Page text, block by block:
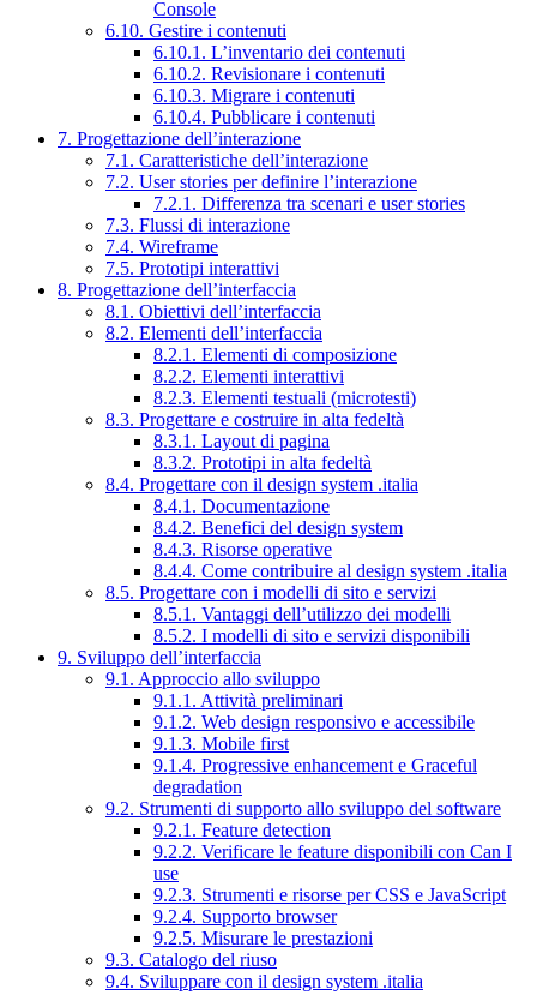
Console
6.10. Gestire i contenuti
6.10.1. L’inventario dei contenuti
6.10.2. Revisionare i contenuti
6.10.3. Migrare i contenuti
6.10.4. Pubblicare i contenuti
7. Progettazione dell’interazione
7.1. Caratteristiche dell’interazione
7.2. User stories per definire l’interazione
7.2.1. Differenza tra scenari e user stories
7.3. Flussi di interazione
7.4. Wireframe
7.5. Prototipi interattivi
8. Progettazione dell’interfaccia
8.1. Obiettivi dell’interfaccia
8.2. Elementi dell’interfaccia
8.2.1. Elementi di composizione
8.2.2. Elementi interattivi
8.2.3. Elementi testuali (microtesti)
8.3. Progettare e costruire in alta fedeltà
8.3.1. Layout di pagina
8.3.2. Prototipi in alta fedeltà
8.4. Progettare con il design system .italia
8.4.1. Documentazione
8.4.2. Benefici del design system
8.4.3. Risorse operative
8.4.4. Come contribuire al design system .italia
8.5. Progettare con i modelli di sito e servizi
8.5.1. Vantaggi dell’utilizzo dei modelli
8.5.2. I modelli di sito e servizi disponibili
9. Sviluppo dell’interfaccia
9.1. Approccio allo sviluppo
9.1.1. Attività preliminari
9.1.2. Web design responsivo e accessibile
9.1.3. Mobile first
9.1.4. Progressive enhancement e Graceful
degradation
9.2. Strumenti di supporto allo sviluppo del software
9.2.1. Feature detection
9.2.2. Verificare le feature disponibili con Can I
use
9.2.3. Strumenti e risorse per CSS e JavaScript
9.2.4. Supporto browser
9.2.5. Misurare le prestazioni
9.3. Catalogo del riuso
9.4. Sviluppare con il design system .italia